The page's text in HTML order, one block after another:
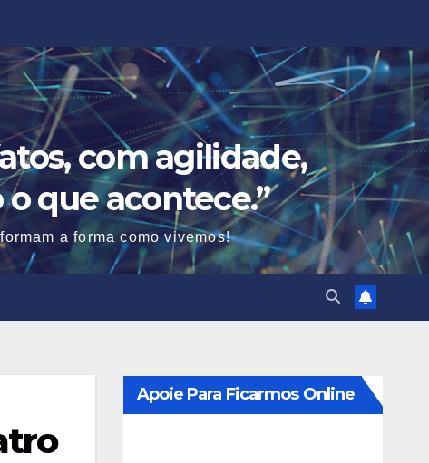
com agilidade,
que acontece.”
a forma como vivemos!
Apoie Para Ficarmos Online